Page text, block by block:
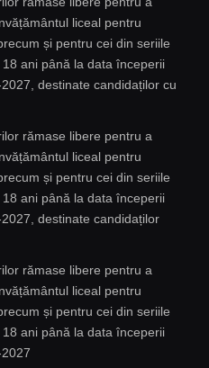
liceal pentru
și pentru cei din seriile
ani până la data începerii
destinate candidaților cu
rămase libere pentru a
liceal pentru
și pentru cei din seriile
ani până la data începerii
destinate candidaților
rămase libere pentru a
liceal pentru
și pentru cei din seriile
ani până la data începerii